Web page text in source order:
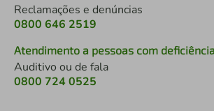
Reclamações e denúncias
0800 646 2519
Atendimento a pessoas com deficiência
Auditivo ou de fala
0800 724 0525